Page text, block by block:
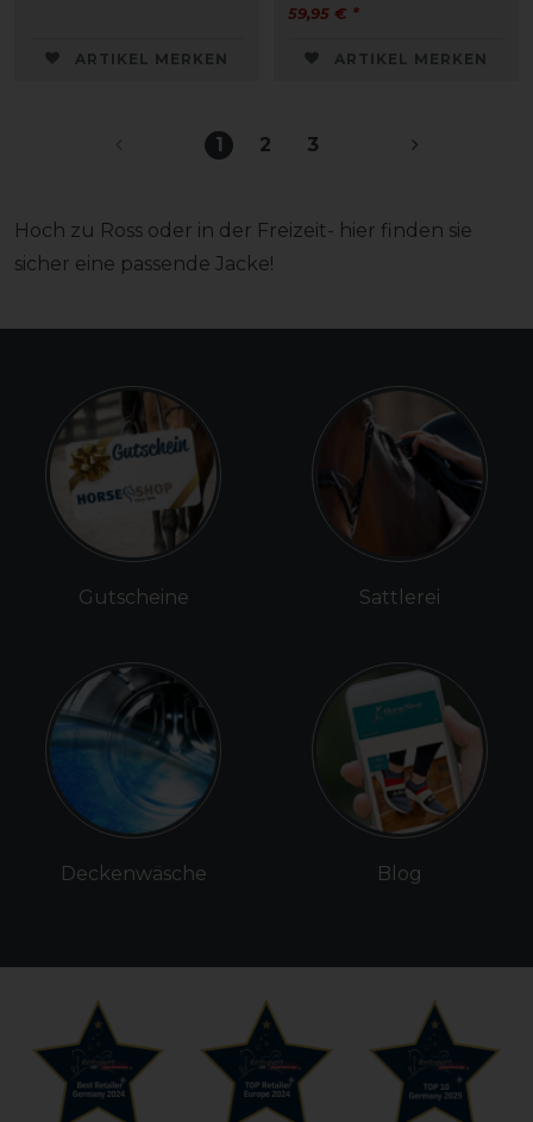
ARTIKEL MERKEN
59,95 € *
ARTIKEL MERKEN
1 2 3
Hoch zu Ross oder in der Freizeit- hier finden sie
sicher eine passende Jacke!
Gutscheine
Deckenwäsche
Sattlerei
Blog